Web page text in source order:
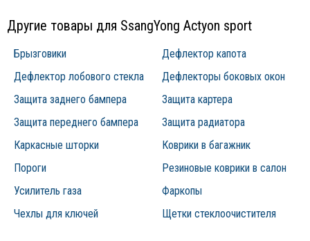
Другие товары для SsangYong Actyon sport
Брызговики
Дефлектор капота
Дефлектор лобового стекла
Дефлекторы боковых окон
Защита заднего бампера
Защита картера
Защита переднего бампера
Защита радиатора
Каркасные шторки
Коврики в багажник
Пороги
Резиновые коврики в салон
Усилитель газа
Фаркопы
Чехлы для ключей
Щетки стеклоочистителя